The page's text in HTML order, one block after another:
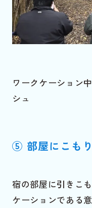
ワークケーション
シュ
⑤ 部屋にこも
宿の部屋に引きこ
ケーションである